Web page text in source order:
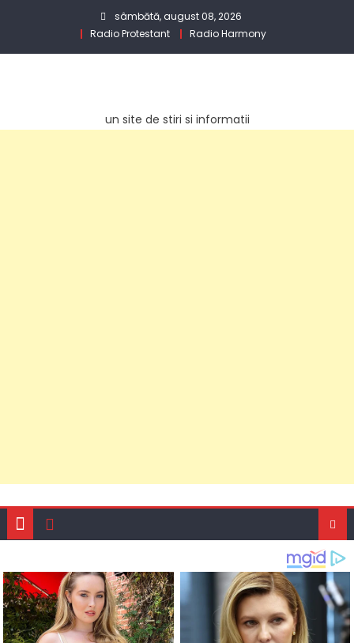
sâmbătă, august 08, 2026
Radio Protestant
Radio Harmony
un site de stiri si informatii